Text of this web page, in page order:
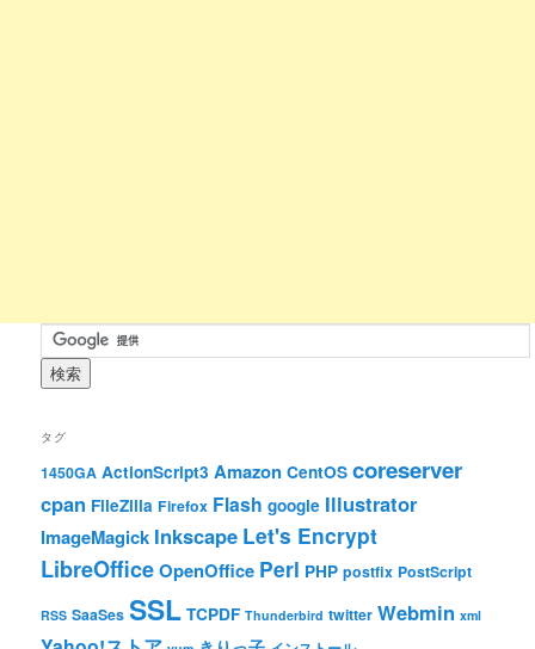
タグ
1450GA ActionScript3 Amazon CentOS coreserver
cpan FileZilla Firefox Flash google Illustrator
ImageMagick Inkscape Let's Encrypt
LibreOfficeOpenOffice Perl PHP postfix PostScript
RSS SaaSes SSL TCPDF Thunderbird twitter Webmin xml